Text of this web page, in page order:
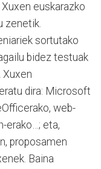
euskarazko
zenetik.
sortutako
bidez testuak
Xuxen
dira: Microsoft
web-
erako…; eta,
proposamen
Baina